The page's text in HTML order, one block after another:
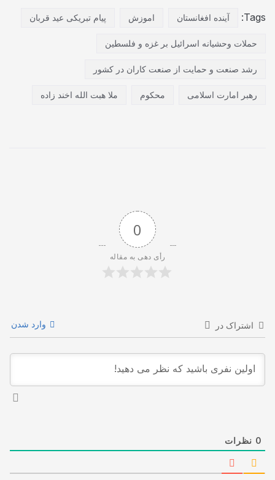
Tags: آینده افغانستان اموزش پیام تبریکی عید قربان
حملات وحشیانه اسرائیل بر غزه و فلسطین
رشد صنعت و حمایت از صنعت کاران در کشور
رهبر امارت اسلامی محکوم ملا هبت الله اخند زاده
0
رأی دهی به مقاله
اشتراک در وارد شدن
0نظرات